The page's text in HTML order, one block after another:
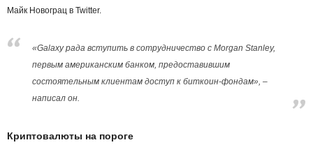
Майк Новограц в Twitter.
«Galaxy рада вступить в сотрудничество с Morgan Stanley,
первым американским банком, предоставившим
состоятельным клиентам доступ к биткоин-фондам», –
написал он.
Криптовалюты на пороге